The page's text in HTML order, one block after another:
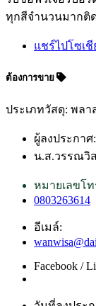
ทุกสีจำนวนมากติดต่
แชร์ไปโซเชี
ต้องการขาย
ประเภทวัสดุ: พลา
ผู้ลงประกาศ:
น.ส.วรรณวิ
หมายเลขโ
0803263614
อีเมล์:
Facebook /